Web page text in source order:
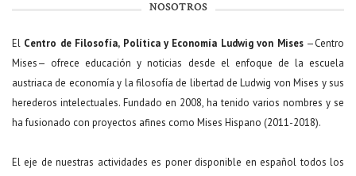
NOSOTROS
El Centro de Filosofía, Política y Economía Ludwig von Mises—Centro
Mises— ofrece educación y noticias desde el enfoque de la escuela
austriaca de economía y la filosofía de libertad de Ludwig von Mises y sus
herederos intelectuales. Fundado en 2008, ha tenido varios nombres y se
ha fusionado con proyectos afines como Mises Hispano (2011-2018).
El eje de nuestras actividades es poner disponible en español todos los